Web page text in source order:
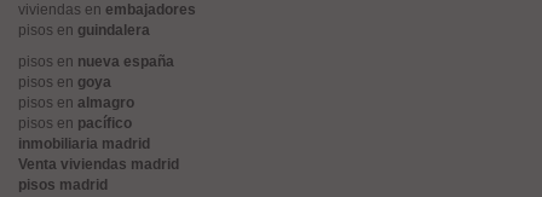
viviendas en embajadores
pisos en guindalera
pisos en nueva españa
pisos en goya
pisos en almagro
pisos en pacífico
inmobiliaria madrid
Venta viviendas madrid
pisos madrid